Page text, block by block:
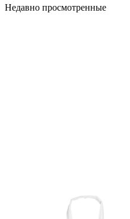
Недавно просмотренные